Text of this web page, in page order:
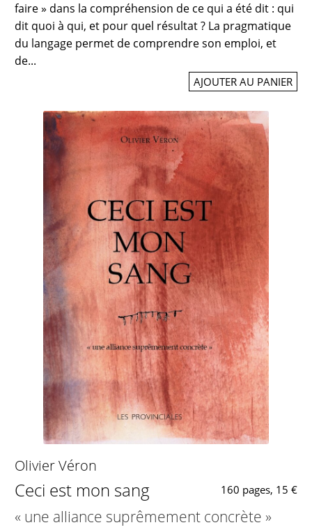
faire » dans la compréhension de ce qui a été dit : qui
dit quoi à qui, et pour quel résultat ? La pragmatique
du langage permet de comprendre son emploi, et
de...
AJOUTER AU PANIER
Olivier Véron
Ceci est mon sang 160 pages, 15 €
« une alliance suprêmement concrète »